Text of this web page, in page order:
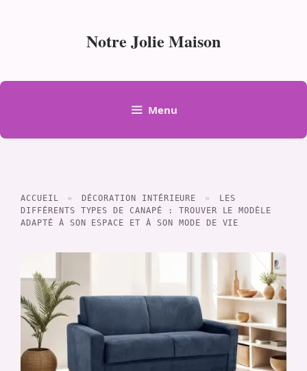
Notre Jolie Maison
Menu
ACCUEIL » DÉCORATION INTÉRIEURE »
LES
DIFFÉRENTS TYPES DE CANAPÉ : TROUVER LE MODÈLE
ADAPTÉ À SON ESPACE ET À SON MODE DE VIE